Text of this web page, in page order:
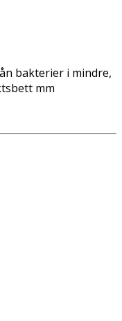
bakterier i mindre,
mm